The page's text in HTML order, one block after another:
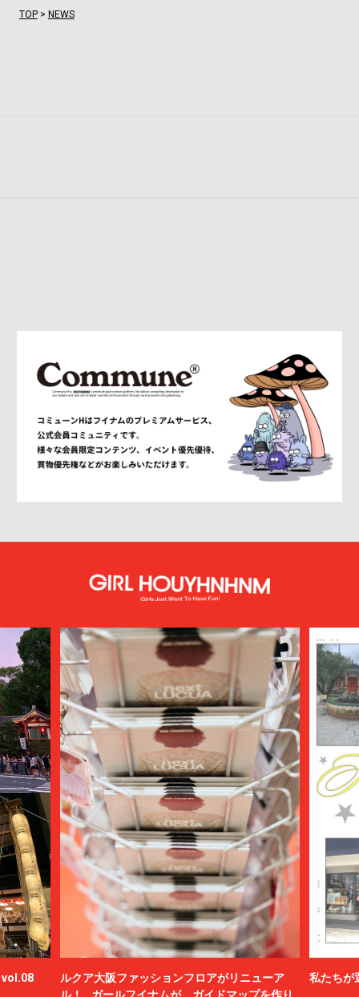
TOP> NEWS
vol.08
ルクア大阪ファッションフロアがリニューア
ル！ ガールフイナムが、ガイドマップを作り
私たちが